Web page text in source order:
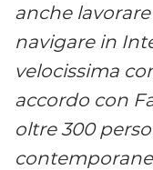
anche
navigare in
velocissima
accordo con
oltre 300